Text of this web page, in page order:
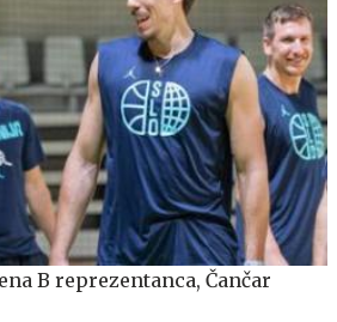
B reprezentanca, Čančar